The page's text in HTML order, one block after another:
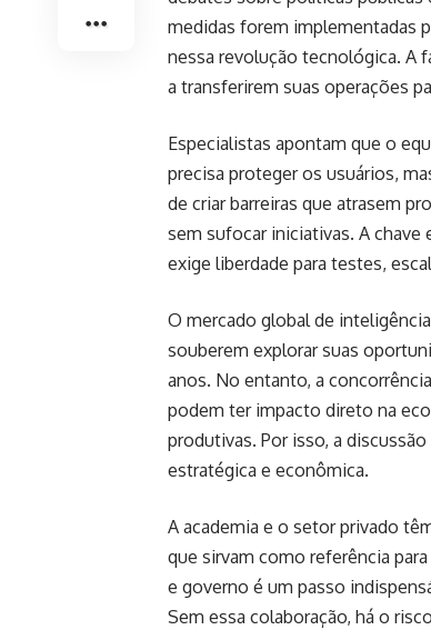
medidas forem implementadas
nessa revolução tecnológica. A
a transferirem suas operações
Especialistas apontam que o
precisa proteger os usuários,
de criar barreiras que atrasem
sem sufocar iniciativas. A chave
exige liberdade para testes,
O mercado global de
souberem explorar suas
anos. No entanto, a
podem ter impacto direto na
produtivas. Por isso, a
estratégica e econômica.
A academia e o setor privado
que sirvam como referência
e governo é um passo
Sem essa colaboração, há o